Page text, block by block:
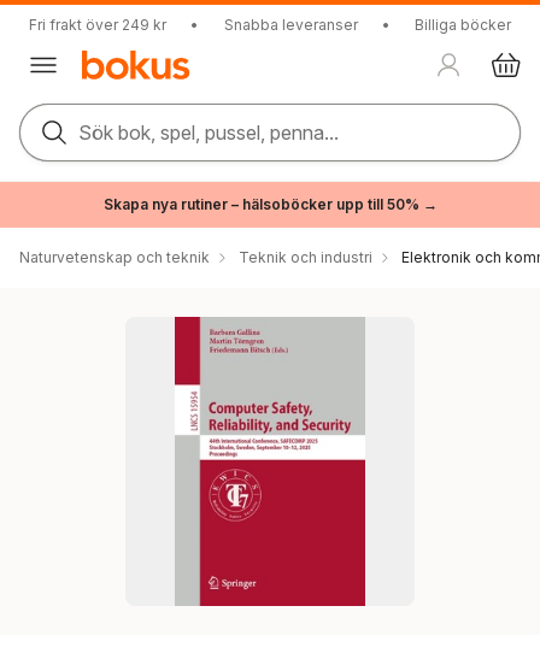
Fri frakt över 249 kr • Snabba leveranser • Billiga böcker
Sök bok, spel, pussel, penna...
Skapa nya rutiner – hälsoböcker upp till 50% →
Naturvetenskap och teknik Teknik och industri Elektronik och